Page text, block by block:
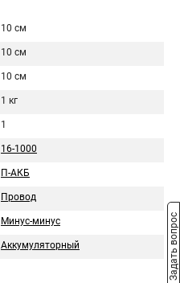
10 см
10 см
10 см
1 кг
1
16-1000
П-АКБ
Провод
Минус-минус
Аккумуляторный Задать вопрос